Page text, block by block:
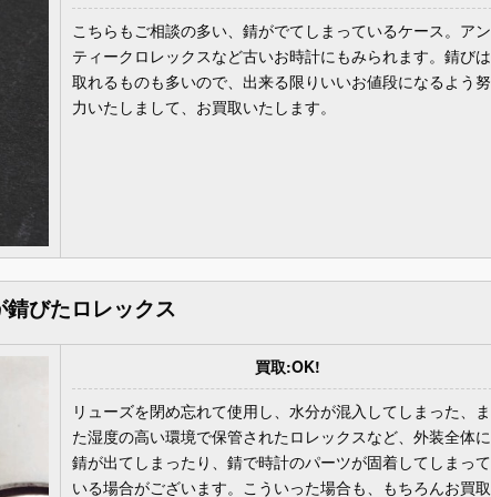
こちらもご相談の多い、錆がでてしまっているケース。アン
ティークロレックスなど古いお時計にもみられます。錆びは
取れるものも多いので、出来る限りいいお値段になるよう努
力いたしまして、お買取いたします。
錆びたロレックス
買取:OK!
リューズを閉め忘れて使用し、水分が混入してしまった、ま
た湿度の高い環境で保管されたロレックスなど、外装全体に
錆が出てしまったり、錆で時計のパーツが固着してしまって
いる場合がございます。こういった場合も、もちろんお買取